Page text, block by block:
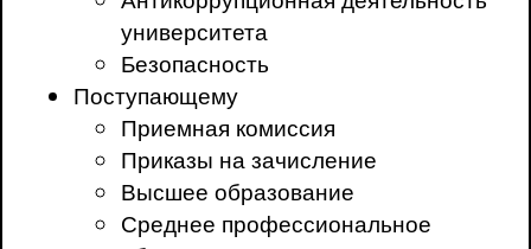
университета
Безопасность
Поступающему
Приемная комиссия
Приказы на зачисление
Высшее образование
Среднее профессиональное